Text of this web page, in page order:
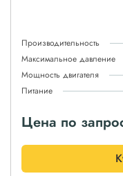
Производительность
Максимальное давление
Мощность двигателя
Питание
Цена по